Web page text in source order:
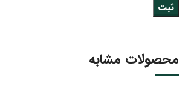
محصولات مشابه